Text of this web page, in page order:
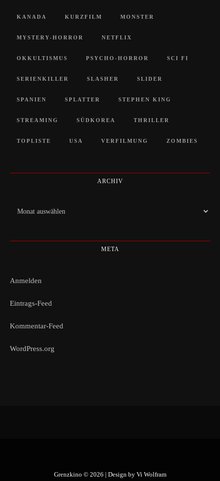
KANADA KURZFILM MONSTER
MYSTERY-HORROR NETFLIX
OKKULTISMUS PSYCHO-HORROR SCI FI
SERIENKILLER SLASHER SLIDER
SPANIEN SPLATTER STEPHEN KING
STREAMING SÜDKOREA THRILLER
TOPLISTE USA VERFILMUNG ZOMBIES
ARCHIV
Archiv
META
Anmelden
Eintrags-Feed
Kommentar-Feed
WordPress.org
Grenzkino © 2026 | Design by Vi Wolfram